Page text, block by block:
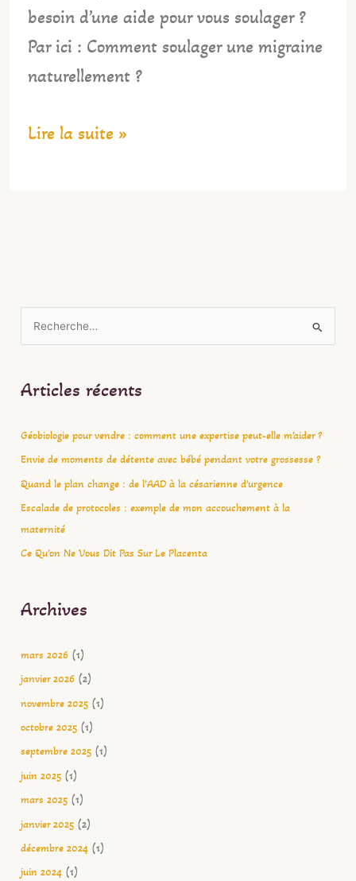
besoin d’une aide pour vous soulager ?
Par ici : Comment soulager une migraine
naturellement ?
Lire la suite »
h
r
c
h
e
Articles récents
Géobiologie pour vendre : comment une expertise peut-elle m’aider ?
Envie de moments de détente avec bébé pendant votre grossesse ?
Quand le plan change : de l’AAD à la césarienne d’urgence
Escalade de protocoles : exemple de mon accouchement à la
maternité
Ce Qu’on Ne Vous Dit Pas Sur Le Placenta
Archives
mars 2026 (1)
janvier 2026 (2)
novembre 2025 (1)
octobre 2025 (1)
septembre 2025 (1)
juin 2025 (1)
mars 2025 (1)
janvier 2025 (2)
décembre 2024 (1)
juin 2024 (1)